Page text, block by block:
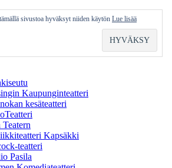
Kaupunginteatteri
kesäteatteri
Kapsäkki
teatteri
Pasila
sivustoa hyväksyt niiden käytön Lue lisää